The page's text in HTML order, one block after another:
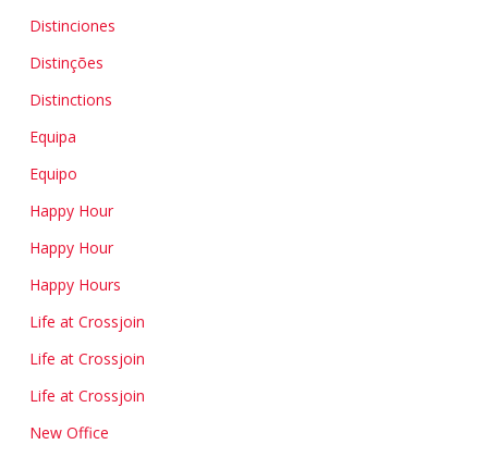
Distinciones
Distinções
Distinctions
Equipa
Equipo
Happy Hour
Happy Hour
Happy Hours
Life at Crossjoin
Life at Crossjoin
Life at Crossjoin
New Office